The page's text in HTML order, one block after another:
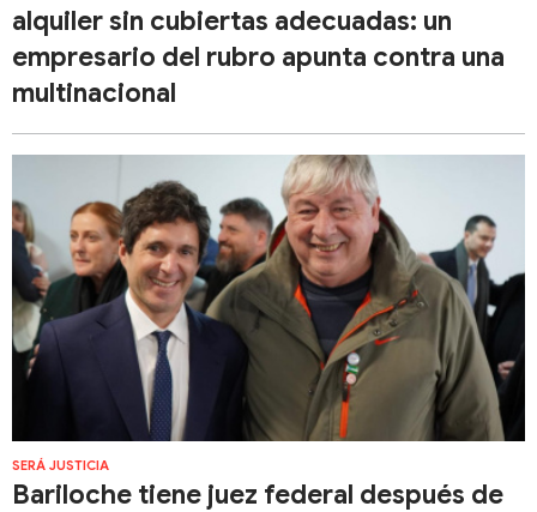
alquiler sin cubiertas adecuadas: un
empresario del rubro apunta contra una
multinacional
SERÁ JUSTICIA
Bariloche tiene juez federal después de